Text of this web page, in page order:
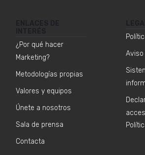
¿Por qué hacer
Marketing?
Metodologías propias
Valores y equipos
Únete a nosotros
Sala de prensa
Contacta
Aviso